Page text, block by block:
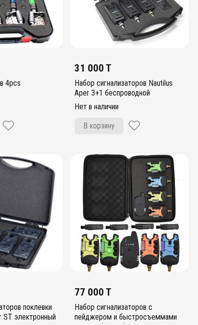
4pcs
31 000 T
Набор сигнализаторов Nautilus
Aper 3+1 беспроводной
Нет в наличии
В корзину
поклевки
ST электронный
77 000 T
Набор сигнализаторов с
пейджером и быстросъеммами